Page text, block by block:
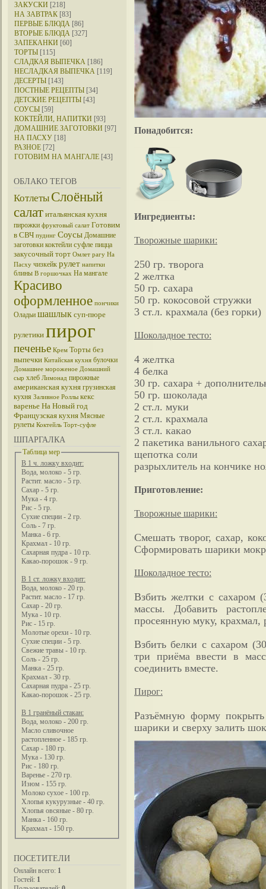
ЗАКУСКИ [218]
НА ЗАВТРАК [83]
ПЕРВЫЕ БЛЮДА [86]
ВТОРЫЕ БЛЮДА [327]
ЗАПЕКАНКИ [60]
ТОРТЫ [115]
СЛАДКАЯ ВЫПЕЧКА [186]
НЕСЛАДКАЯ ВЫПЕЧКА [119]
ДЕСЕРТЫ [143]
ПОСТНЫЕ РЕЦЕПТЫ [34]
ДЕТСКИЕ РЕЦЕПТЫ [43]
СОУСЫ [59]
КОКТЕЙЛИ, НАПИТКИ [93]
ДОМАШНИЕ ЗАГОТОВКИ [97]
НА ПАСХУ [18]
РАЗНОЕ [72]
ГОТОВИМ НА МАНГАЛЕ [43]
ОБЛАКО ТЕГОВ
Котлеты Слоёный
салат итальянская кухня
пирожки фруктовый салат Готовим
в СВЧ пудинг Соусы Домашние
заготовки коктейли суфле пицца
закусочный торт Омлет рагу На
Пасху чизкейк рулет напитки
блины В горшочках На мангале
Красиво
оформленное пончики
Оладьи шашлык суп-пюре
рулетики пирог
печенье Крем Торты без
выпечки Китайская кухня булочки
Домашнее мороженое Домашний
сыр хлеб Лимонад пирожные
американская кухня грузинская
кухня Заливное Роллы кекс
варенье На Новый год
Французская кухня Мясные
рулеты Коктейль Торт-суфле
ШПАРГАЛКА
Таблица мер
В 1 ч. ложку входит:
Вода, молоко - 5 гр.
Растит. масло - 5 гр.
Сахар - 5 гр.
Мука - 4 гр.
Рис - 5 гр.
Сухие специи - 2 гр.
Соль - 7 гр.
Манка - 6 гр.
Крахмал - 10 гр.
Сахарная пудра - 10 гр.
Какао-порошок - 9 гр.
В 1 ст. ложку входит:
Вода, молоко - 20 гр.
Растит. масло - 17 гр.
Сахар - 20 гр.
Мука - 10 гр.
Рис - 15 гр.
Молотые орехи - 10 гр.
Сухие специи - 5 гр.
Свежие травы - 10 гр.
Соль - 25 гр.
Манка - 25 гр.
Крахмал - 30 гр.
Сахарная пудра - 25 гр.
Какао-порошок - 25 гр.
В 1 гранёный стакан:
Вода, молоко - 200 гр.
Масло сливочное
растопленное - 185 гр.
Сахар - 180 гр.
Мука - 130 гр.
Рис - 180 гр.
Варенье - 270 гр.
Изюм - 155 гр.
Молоко сухое - 100 гр.
Хлопья кукурузные - 40 гр.
Хлопья овсяные - 80 гр.
Манка - 160 гр.
Крахмал - 150 гр.
ПОСЕТИТЕЛИ
Онлайн всего: 1
Гостей: 1
Понадобится:
Ингредиенты:
Творожные шарики:
250 гр. творога
2 желтка
50 гр. сахара
50 гр. кокосовой стружки
3 ст.л. крахмала (без горки)
Шоколадное тесто:
4 желтка
4 белка
30 гр. сахара +
50 гр. шоколада
2 ст.л. муки
2 ст.л. крахмала
3 ст.л. какао
2 пакетика ванильного
щепотка соли
разрыхлитель на кончике
Приготовление:
Творожные шарики:
Смешать творог, сахар,
Сформировать шарики
Шоколадное тесто:
Взбить желтки с сахаром
массы. Добавить
просеянную муку, крахмал,
Взбить белки с сахаром
три приёма ввести в
соединить вместе.
Пирог:
Разъёмную форму
шарики и сверху залить